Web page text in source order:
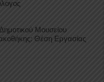
Μουσείου
Θέση Εργασίας